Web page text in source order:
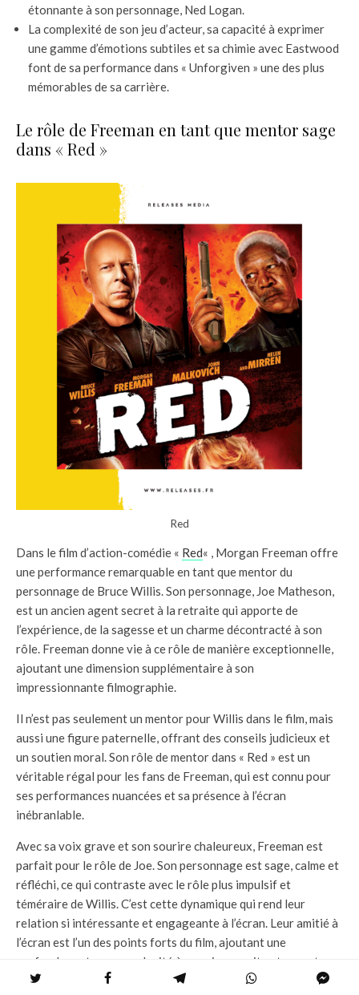
étonnante à son personnage, Ned Logan.
La complexité de son jeu d’acteur, sa capacité à exprimer
une gamme d’émotions subtiles et sa chimie avec Eastwood
font de sa performance dans « Unforgiven » une des plus
mémorables de sa carrière.
Le rôle de Freeman en tant que mentor sage
dans « Red »
Red
Dans le film d’action-comédie « Red« , Morgan Freeman offre
une performance remarquable en tant que mentor du
personnage de Bruce Willis. Son personnage, Joe Matheson,
est un ancien agent secret à la retraite qui apporte de
l’expérience, de la sagesse et un charme décontracté à son
rôle. Freeman donne vie à ce rôle de manière exceptionnelle,
ajoutant une dimension supplémentaire à son
impressionnante filmographie.
Il n’est pas seulement un mentor pour Willis dans le film, mais
aussi une figure paternelle, offrant des conseils judicieux et
un soutien moral. Son rôle de mentor dans « Red » est un
véritable régal pour les fans de Freeman, qui est connu pour
ses performances nuancées et sa présence à l’écran
inébranlable.
Avec sa voix grave et son sourire chaleureux, Freeman est
parfait pour le rôle de Joe. Son personnage est sage, calme et
réfléchi, ce qui contraste avec le rôle plus impulsif et
téméraire de Willis. C’est cette dynamique qui rend leur
relation si intéressante et engageante à l’écran. Leur amitié à
l’écran est l’un des points forts du film, ajoutant une
profondeur et une complexité à ce qui pourrait autrement
être un simple film d’action.